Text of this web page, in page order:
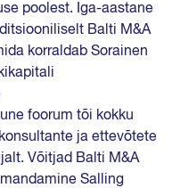
poolest. Iga-aastane
Balti M&A
korraldab Sorainen
foorum tõi kokku
ja ettevõtete
Võitjad Balti M&A
Salling